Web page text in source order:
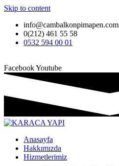
Skip to content
info@cambalkonpimapen.com
0(212) 461 55 58
0532 594 00 01
FacebookYoutube
Anasayfa
Hakkımızda
Hizmetlerimiz